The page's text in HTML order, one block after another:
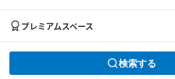
プレミアムスペース
検索する